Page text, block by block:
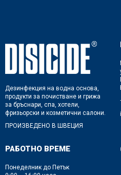
Дезинфекция на водна основа,
продукти за почистване и грижа
за бръснари, спа, хотели,
фризьорски и козметични салони.
ПРОИЗВЕДЕНО В ШВЕЦИЯ
РАБОТНО ВРЕМЕ
Понеделник до Петък